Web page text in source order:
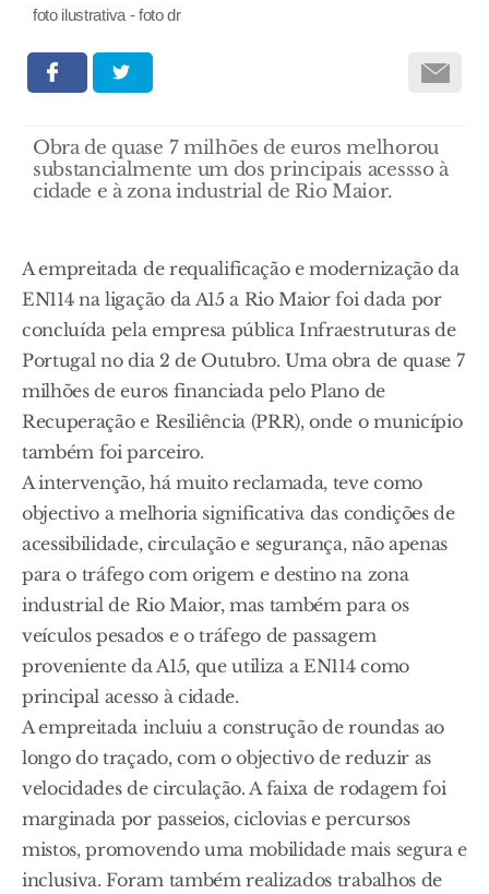
foto ilustrativa - foto dr
Obra de quase 7 milhões de euros melhorou
substancialmente um dos principais acessso à
cidade e à zona industrial de Rio Maior.
A empreitada de requalificação e modernização da
EN114 na ligação da A15 a Rio Maior foi dada por
concluída pela empresa pública Infraestruturas de
Portugal no dia 2 de Outubro. Uma obra de quase 7
milhões de euros financiada pelo Plano de
Recuperação e Resiliência (PRR), onde o município
também foi parceiro.
A intervenção, há muito reclamada, teve como
objectivo a melhoria significativa das condições de
acessibilidade, circulação e segurança, não apenas
para o tráfego com origem e destino na zona
industrial de Rio Maior, mas também para os
veículos pesados e o tráfego de passagem
proveniente da A15, que utiliza a EN114 como
principal acesso à cidade.
A empreitada incluiu a construção de roundas ao
longo do traçado, com o objectivo de reduzir as
velocidades de circulação. A faixa de rodagem foi
marginada por passeios, ciclovias e percursos
mistos, promovendo uma mobilidade mais segura e
inclusiva. Foram também realizados trabalhos de